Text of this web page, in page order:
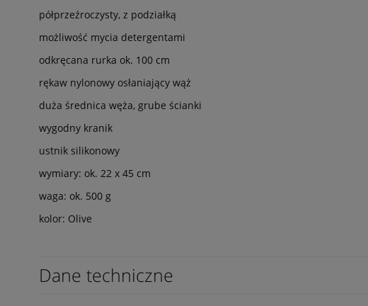
półprzeźroczysty, z podziałką
możliwość mycia detergentami
odkręcana rurka ok. 100 cm
rękaw nylonowy osłaniający wąż
duża średnica węża, grube ścianki
wygodny kranik
ustnik silikonowy
wymiary: ok. 22 x 45 cm
waga: ok. 500 g
kolor: Olive
Dane techniczne